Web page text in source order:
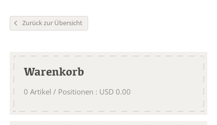
Zurück zur Übersicht
Warenkorb
0 Artikel / Positionen : USD 0.00